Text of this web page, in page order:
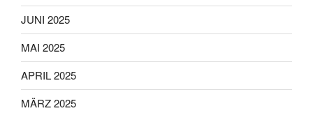
JUNI 2025
MAI 2025
APRIL 2025
MÄRZ 2025